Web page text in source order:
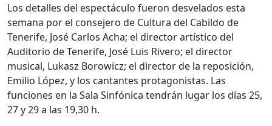
Los detalles del espectáculo fueron desvelados esta
semana por el consejero de Cultura del Cabildo de
Tenerife, José Carlos Acha; el director artístico del
Auditorio de Tenerife, José Luis Rivero; el director
musical, Lukasz Borowicz; el director de la reposición,
Emilio López, y los cantantes protagonistas. Las
funciones en la Sala Sinfónica tendrán lugar los días 25,
27 y 29 a las 19,30 h.